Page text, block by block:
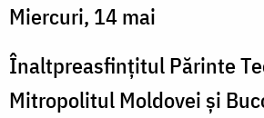
Miercuri, 14 mai
Înaltpreasfințitul Părinte
Mitropolitul Moldovei și